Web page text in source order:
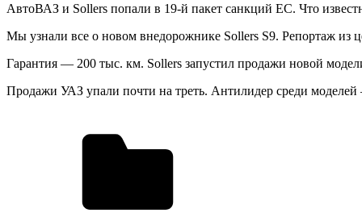
АвтоВАЗ и Sollers попали в 19-й пакет санкций ЕС. Что
Мы узнали все о новом внедорожнике Sollers S9. Репортаж из
Гарантия — 200 тыс. км. Sollers запустил продажи новой
Продажи УАЗ упали почти на треть. Антилидер среди